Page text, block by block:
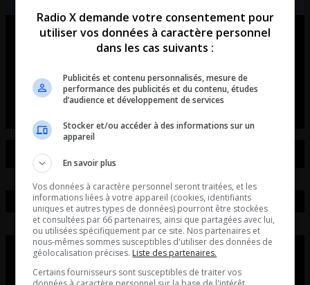
Ouellet en direct – Intégral du 07-
Ouellet en direct - Intégral du 07-08-2026
Radio X demande votre consentement pour
utiliser vos données à caractère personnel
dans les cas suivants :
Publicités et contenu personnalisés, mesure de
performance des publicités et du contenu, études
d’audience et développement de services
Stocker et/ou accéder à des informations sur un
appareil
En savoir plus
Vos données à caractère personnel seront traitées, et les
informations liées à votre appareil (cookies, identifiants
uniques et autres types de données) pourront être stockées
et consultées par 66 partenaires, ainsi que partagées avec lui,
ou utilisées spécifiquement par ce site. Nos partenaires et
nous-mêmes sommes susceptibles d'utiliser des données de
géolocalisation précises. Liste des partenaires.
Certains fournisseurs sont susceptibles de traiter vos